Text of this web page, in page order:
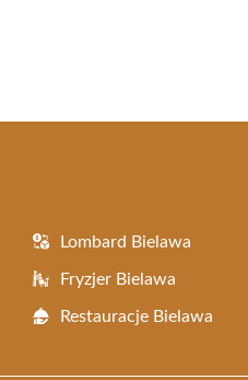
Lombard Bielawa
Fryzjer Bielawa
Restauracje Bielawa